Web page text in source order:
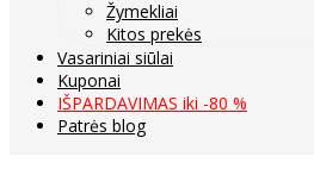
Žymekliai
Kitos prekės
Vasariniai siūlai
Kuponai
IŠPARDAVIMAS iki -80 %
Patrės blog